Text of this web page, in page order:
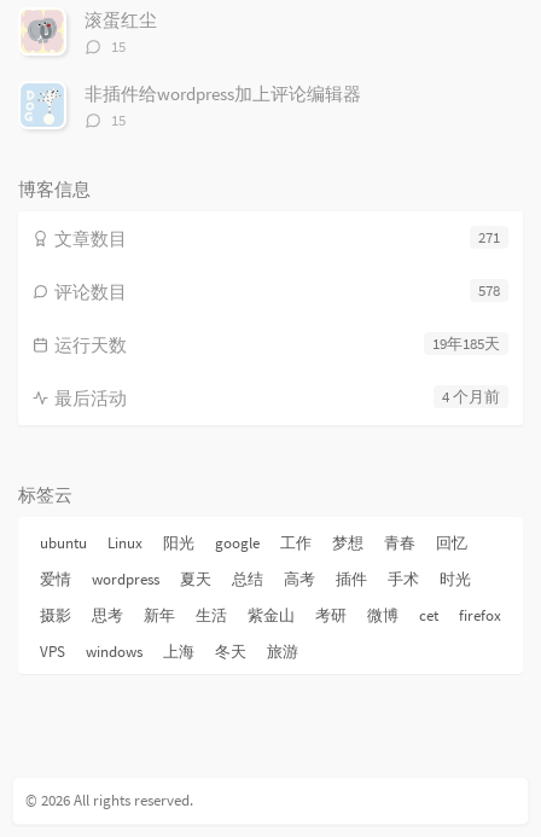
数：
滚蛋红尘
评
数：
15
非插件给wordpress加上评论编辑器
评
15
博客信息
271
文章数目
578
评论数目
19年185天
运行天数
4 个月前
最后活动
标签云
ubuntu Linux 阳光 google 工作 梦想 青春
回忆
爱情
wordpress 夏天 总结 高考 插件 手术
时光
摄影
思考 新年 生活 紫金山 考研 微博 cet
firefox
VPS
windows 上海 冬天 旅游
© 2026 All rights reserved.